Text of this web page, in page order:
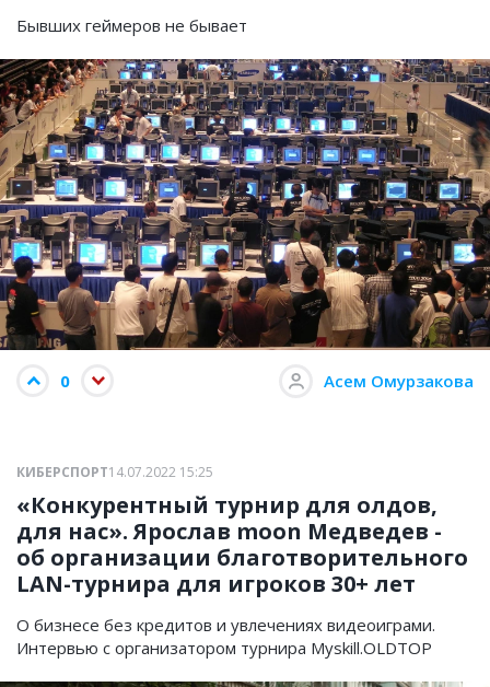
Бывших геймеров не бывает
0 Асем Омурзакова
КИБЕРСПОРТ14.07.2022 15:25
«Конкурентный турнир для олдов,
для нас». Ярослав moon Медведев -
об организации благотворительного
LAN-турнира для игроков 30+ лет
О бизнесе без кредитов и увлечениях видеоиграми.
Интервью с организатором турнира Myskill.OLDTOP